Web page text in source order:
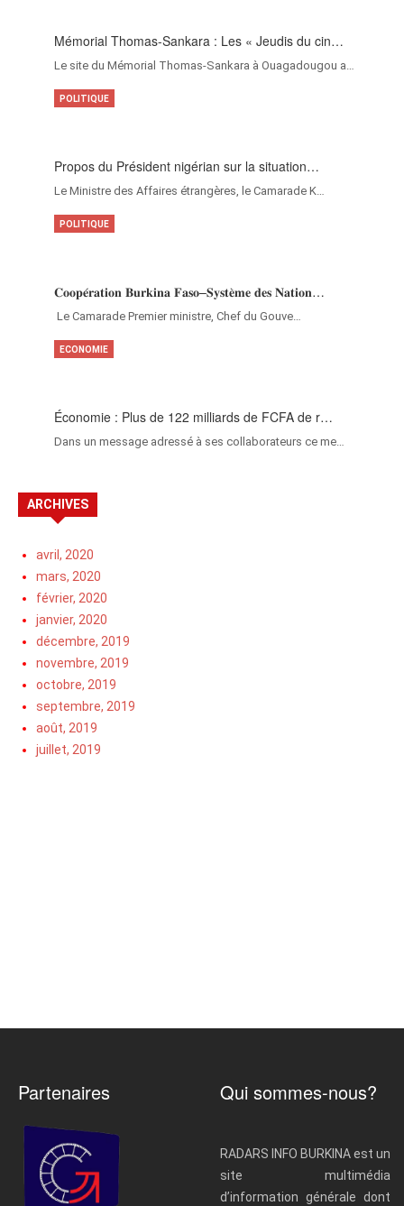
Mémorial Thomas-Sankara : Les « Jeudis du cin…
Le site du Mémorial Thomas-Sankara à Ouagadougou a…
Propos du Président nigérian sur la situation…
Le Ministre des Affaires étrangères, le Camarade K…
POLITIQUE
𝐂𝐨𝐨𝐩𝐞́𝐫𝐚𝐭𝐢𝐨𝐧 𝐁𝐮𝐫𝐤𝐢𝐧𝐚 𝐅𝐚𝐬𝐨–𝐒𝐲𝐬𝐭𝐞̀𝐦𝐞 𝐝𝐞𝐬 𝐍𝐚𝐭𝐢𝐨𝐧…
‎Le Camarade Premier ministre, Chef du Gouve…
POLITIQUE
Économie : Plus de 122 milliards de FCFA de r…
Dans un message adressé à ses collaborateurs ce me…
ECONOMIE
ARCHIVES
avril, 2020
mars, 2020
février, 2020
janvier, 2020
décembre, 2019
novembre, 2019
octobre, 2019
septembre, 2019
août, 2019
juillet, 2019
Partenaires Qui sommes-nous?
RADARS INFO BURKINA est un
site multimédia
d’information générale dont